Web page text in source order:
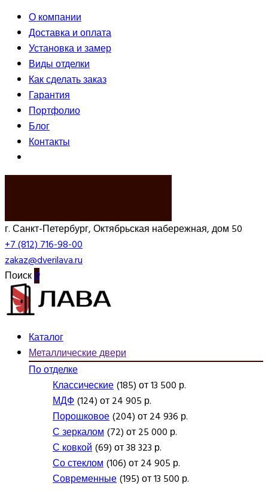
О компании
Доставка и оплата
Установка и замер
Виды отделки
Как сделать заказ
Гарантия
Портфолио
Блог
Контакты
г. Санкт-Петербург, Октябрьская набережная, дом 50
+7 (812) 716-98-00
zakaz@dverilava.ru
Поиск0
Каталог
Металлические двери
По отделке
Классические(185) от 13 500 р.
МДФ(124) от 24 905 р.
Порошковое(204) от 24 936 р.
С зеркалом(72) от 25 000 р.
С ковкой(69) от 38 323 р.
Со стеклом(106) от 24 905 р.
Современные(195) от 13 500 р.